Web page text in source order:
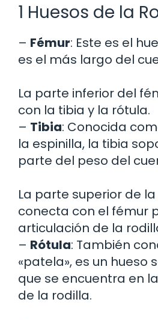
1 Huesos de la
– Fémur: Este es el
es el más largo del
La parte inferior del
con la tibia y la rótula.
– Tibia: Conocida
la espinilla, la tibia
parte del peso del
La parte superior de
conecta con el fémur
articulación de la
– Rótula: También
«patela», es un hueso
que se encuentra en
de la rodilla.